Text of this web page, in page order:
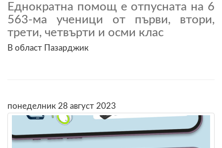
Еднократна помощ е отпусната на 6
563-ма ученици от първи, втори,
трети, четвърти и осми клас
В област Пазарджик
понеделник 28 август 2023